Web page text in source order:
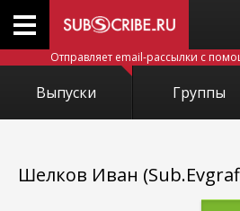
Отправляет email-рассылки с
Выпуски Группы
Шелков Иван